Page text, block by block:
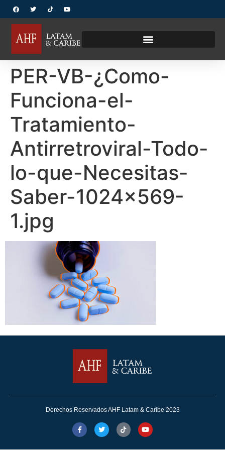
PER-VB-¿Como-
Funciona-el-
Tratamiento-
Antirretroviral-Todo-
lo-que-Necesitas-
Saber-1024×569-
1.jpg
Derechos Reservados AHF Latam & Caribe 2023